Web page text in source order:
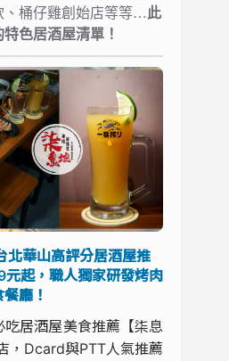
、桶仔雞創始店等等… 此
色居酒屋清單！
北華山高評分居酒屋推
起，職人獨家研發烤肉
廳！
居酒屋美食推薦【柒息
，Dcard與PTT人氣推薦